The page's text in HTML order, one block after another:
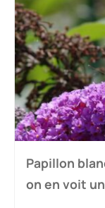
Papillon
on en voit